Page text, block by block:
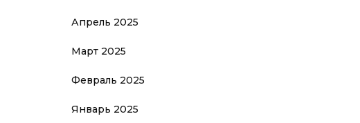
Апрель 2025
Март 2025
Февраль 2025
Январь 2025